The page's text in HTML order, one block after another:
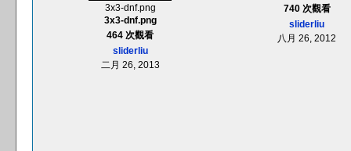
3x3-dnf.png
3x3-dnf.png
464 次觀看
sliderliu
二月 26, 2013
740 次觀看
sliderliu
八月 26, 2012